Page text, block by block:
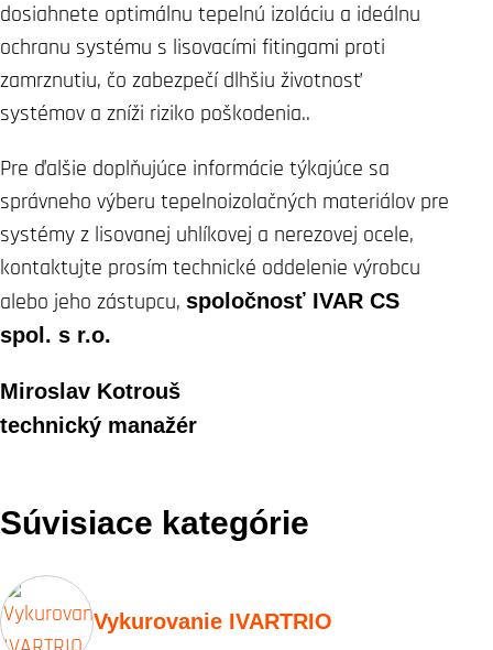
dosiahnete optimálnu tepelnú izoláciu a ideálnu
ochranu systému s lisovacími fitingami proti
zamrznutiu, čo zabezpečí dlhšiu životnosť
systémov a zníži riziko poškodenia..
Pre ďalšie doplňujúce informácie týkajúce sa
správneho výberu tepelnoizolačných materiálov pre
systémy z lisovanej uhlíkovej a nerezovej ocele,
kontaktujte prosím technické oddelenie výrobcu
alebo jeho zástupcu, spoločnosť IVAR CS
spol. s r.o.
Miroslav Kotrouš
technický manažér
Súvisiace kategórie
Vykurovanie IVARTRIO